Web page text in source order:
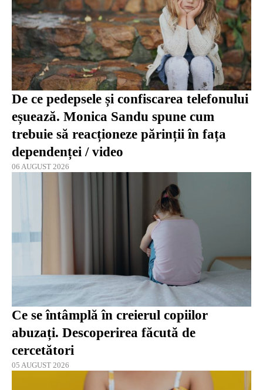
De ce pedepsele și confiscarea telefonului
eșuează. Monica Sandu spune cum
trebuie să reacționeze părinții în fața
dependenței / video
06 AUGUST 2026
Ce se întâmplă în creierul copiilor
abuzați. Descoperirea făcută de
cercetători
05 AUGUST 2026